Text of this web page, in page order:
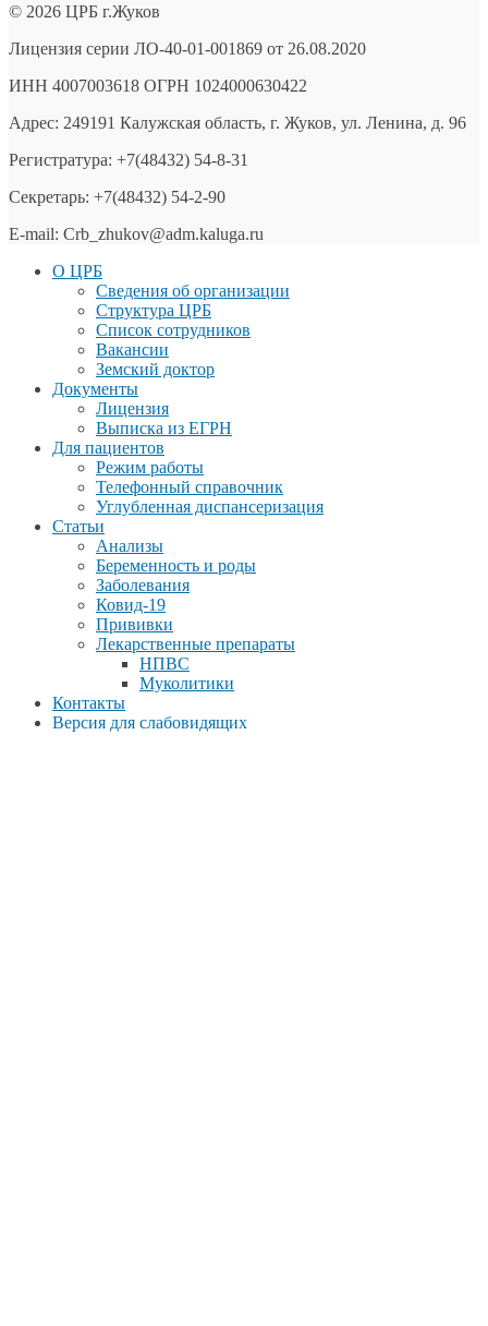
© 2026 ЦРБ г.Жуков
Лицензия серии ЛО-40-01-001869 от 26.08.2020
ИНН 4007003618 ОГРН 1024000630422
Адрес: 249191 Калужская область, г. Жуков, ул. Ленина, д. 96
Регистратура: +7(48432) 54-8-31
Секретарь: +7(48432) 54-2-90
E-mail: Crb_zhukov@adm.kaluga.ru
О ЦРБ
Сведения об организации
Структура ЦРБ
Список сотрудников
Вакансии
Земский доктор
Документы
Лицензия
Выписка из ЕГРН
Для пациентов
Режим работы
Телефонный справочник
Углубленная диспансеризация
Статьи
Анализы
Беременность и роды
Заболевания
Ковид-19
Прививки
Лекарственные препараты
НПВС
Муколитики
Контакты
Версия для слабовидящих